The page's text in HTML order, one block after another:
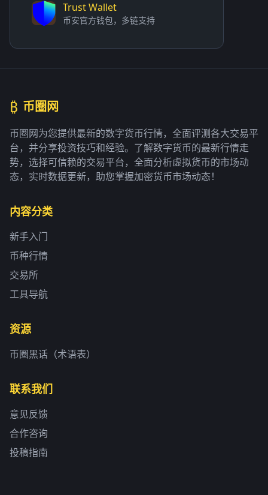
Trust Wallet
币安官方钱包，多链支持
₿ 币圈网
币圈网为您提供最新的数字货币行情，全面评测各大交易平
台，并分享投资技巧和经验。了解数字货币的最新行情走
势，选择可信赖的交易平台，全面分析虚拟货币的市场动
态，实时数据更新，助您掌握加密货币市场动态！
内容分类
新手入门
币种行情
交易所
工具导航
资源
币圈黑话（术语表）
联系我们
意见反馈
合作咨询
投稿指南